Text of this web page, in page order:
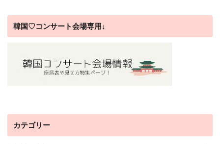
韓国♡コンサート会場専用↓
カテゴリー